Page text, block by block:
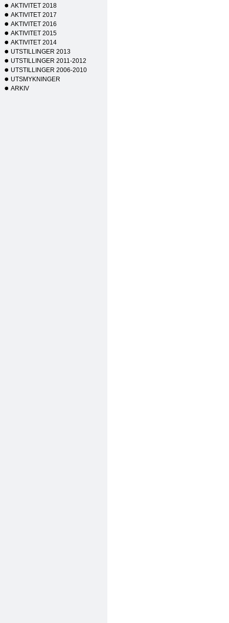
AKTIVITET 2018
AKTIVITET 2017
AKTIVITET 2016
AKTIVITET 2015
AKTIVITET 2014
UTSTILLINGER 2013
UTSTILLINGER 2011-2012
UTSTILLINGER 2006-2010
UTSMYKNINGER
ARKIV